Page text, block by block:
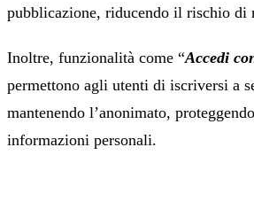
pubblicazione, riducendo il rischio di
Inoltre, funzionalità come “Accedi
permettono agli utenti di iscriversi a
mantenendo l’anonimato,
informazioni personali.